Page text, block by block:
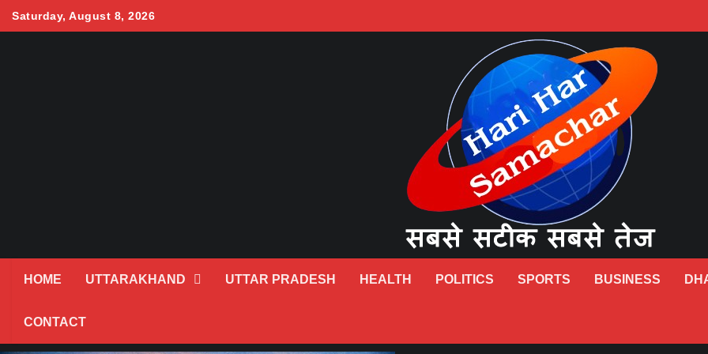
Saturday, August 8, 2026
HOME UTTARAKHAND UTTAR PRADESH HEALTH POLITICS SPORTS BUSINESS
CONTACT